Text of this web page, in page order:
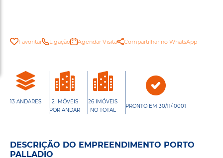
Favoritar Ligação Agendar Visita Compartilhar no WhatsApp
13 ANDARES
2 IMÓVEIS
POR ANDAR
26 IMÓVEIS
NO TOTAL
PRONTO EM 30/11/-0001
DESCRIÇÃO DO EMPREENDIMENTO PORTO
PALLADIO